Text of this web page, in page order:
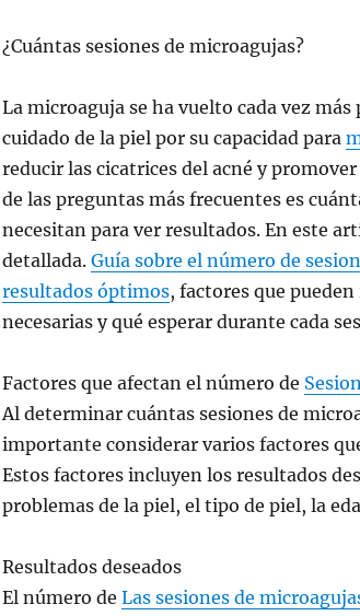
¿Cuántas sesiones de microagujas?
La microaguja se ha vuelto cada vez
cuidado de la piel por su capacidad para
reducir las cicatrices del acné y
de las preguntas más frecuentes es
necesitan para ver resultados. En este
detallada. Guía sobre el número de
resultados óptimos, factores que
necesarias y qué esperar durante cada
Factores que afectan el número de
Al determinar cuántas sesiones de
importante considerar varios factores
Estos factores incluyen los resultados
problemas de la piel, el tipo de piel, la
Resultados deseados
El número de Las sesiones de